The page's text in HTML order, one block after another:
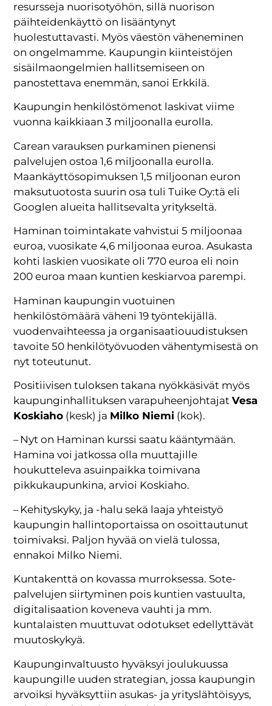
resursseja nuorisotyöhön, sillä nuorison
päihteidenkäyttö on lisääntynyt
huolestuttavasti. Myös väestön väheneminen
on ongelmamme. Kaupungin kiinteistöjen
sisäilmaongelmien hallitsemiseen on
panostettava enemmän, sanoi Erkkilä.
Kaupungin henkilöstömenot laskivat viime
vuonna kaikkiaan 3 miljoonalla eurolla.
Carean varauksen purkaminen pienensi
palvelujen ostoa 1,6 miljoonalla eurolla.
Maankäyttösopimuksen 1,5 miljoonan euron
maksutuotosta suurin osa tuli Tuike Oy:tä eli
Googlen alueita hallitsevalta yritykseltä.
Haminan toimintakate vahvistui 5 miljoonaa
euroa, vuosikate 4,6 miljoonaa euroa. Asukasta
kohti laskien vuosikate oli 770 euroa eli noin
200 euroa maan kuntien keskiarvoa parempi.
Haminan kaupungin vuotuinen
henkilöstömäärä väheni 19 työntekijällä.
vuodenvaihteessa ja organisaatiouudistuksen
tavoite 50 henkilötyövuoden vähentymisestä on
nyt toteutunut.
Positiivisen tuloksen takana nyökkäsivät myös
kaupunginhallituksen varapuheenjohtajatVesa
Koskiaho (kesk) ja Milko Niemi (kok).
– Nyt on Haminan kurssi saatu kääntymään.
Hamina voi jatkossa olla muuttajille
houkutteleva asuinpaikka toimivana
pikkukaupunkina, arvioi Koskiaho.
– Kehityskyky, ja -halu sekä laaja yhteistyö
kaupungin hallintoportaissa on osoittautunut
toimivaksi. Paljon hyvää on vielä tulossa,
ennakoi Milko Niemi.
Kuntakenttä on kovassa murroksessa. Sote-
palvelujen siirtyminen pois kuntien vastuulta,
digitalisaation koveneva vauhti ja mm.
kuntalaisten muuttuvat odotukset edellyttävät
muutoskykyä.
Kaupunginvaltuusto hyväksyi joulukuussa
kaupungille uuden strategian, jossa kaupungin
arvoiksi hyväksyttiin asukas- ja yrityslähtöisyys,